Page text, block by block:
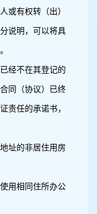
或有权转（出）
说明，可以将具
经不在其登记的
同（协议）已终
责任的承诺书，
址的非居住用房
用相同住所办公